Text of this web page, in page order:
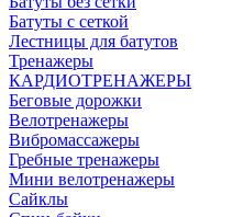
Батуты с сеткой
Лестницы для батутов
Тренажеры
КАРДИОТРЕНАЖЕРЫ
Беговые дорожки
Велотренажеры
Вибромассажеры
Гребные тренажеры
Мини велотренажеры
Сайклы